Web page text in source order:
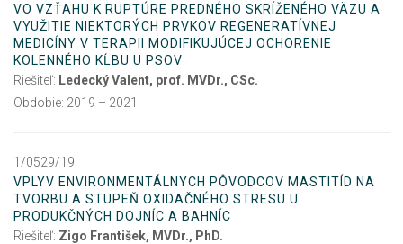
VO VZŤAHU K RUPTÚRE PREDNÉHO SKRÍŽENÉHO VÄZU A
VYUŽITIE NIEKTORÝCH PRVKOV REGENERATÍVNEJ
MEDICÍNY V TERAPII MODIFIKUJÚCEJ OCHORENIE
KOLENNÉHO KĹBU U PSOV
Riešiteľ: Ledecký Valent, prof. MVDr., CSc.
Obdobie: 2019 – 2021
1/0529/19
VPLYV ENVIRONMENTÁLNYCH PÔVODCOV MASTITÍD NA
TVORBU A STUPEŇ OXIDAČNÉHO STRESU U
PRODUKČNÝCH DOJNÍC A BAHNÍC
Riešiteľ: Zigo František, MVDr., PhD.